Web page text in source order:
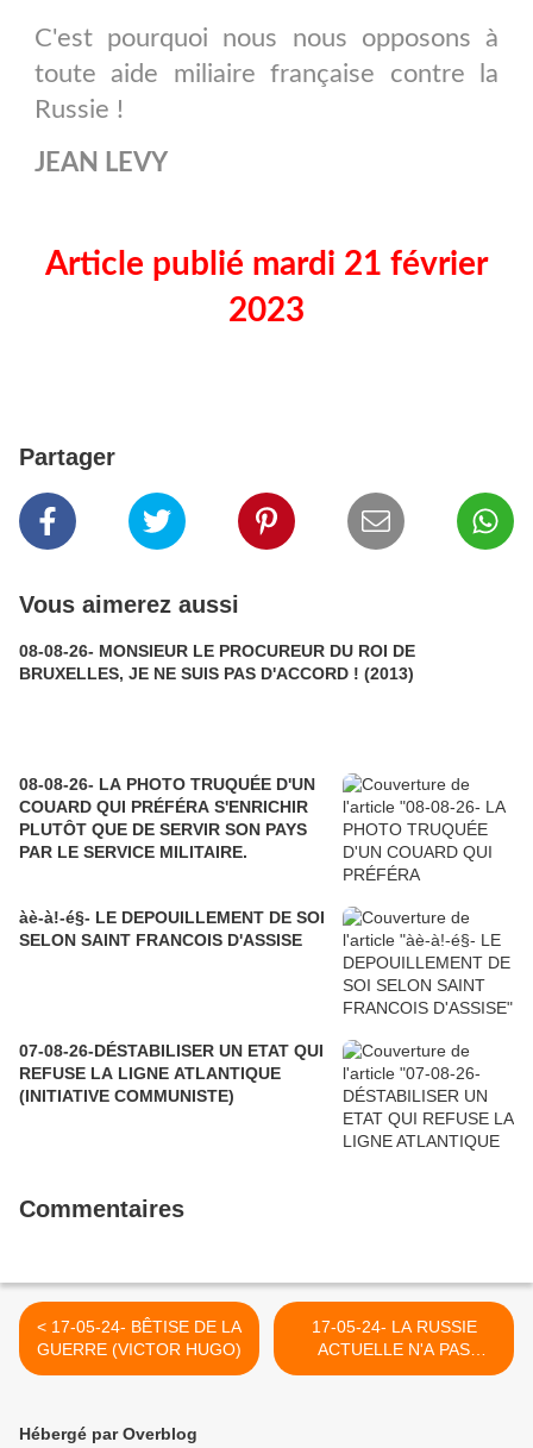
C'est pourquoi nous nous opposons à
toute aide miliaire française contre la
Russie !
JEAN LEVY
Article publié mardi 21 février
2023
Partager
Vous aimerez aussi
08-08-26- MONSIEUR LE PROCUREUR DU ROI DE
BRUXELLES, JE NE SUIS PAS D'ACCORD ! (2013)
08-08-26- LA PHOTO TRUQUÉE D'UN
COUARD QUI PRÉFÉRA S'ENRICHIR
PLUTÔT QUE DE SERVIR SON PAYS
PAR LE SERVICE MILITAIRE.
àè-à!-é§- LE DEPOUILLEMENT DE SOI
SELON SAINT FRANCOIS D'ASSISE
07-08-26-DÉSTABILISER UN ETAT QUI
REFUSE LA LIGNE ATLANTIQUE
(INITIATIVE COMMUNISTE)
Commentaires
< 17-05-24- BÊTISE DE LA
GUERRE (VICTOR HUGO)
17-05-24- LA RUSSIE
ACTUELLE N'A PAS
OUBLIE STALINE PERE DE
Hébergé par Overblog